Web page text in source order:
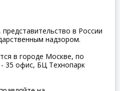
в России
надзором.
в городе Москве, по
- 35 офис, БЦ Технопарк